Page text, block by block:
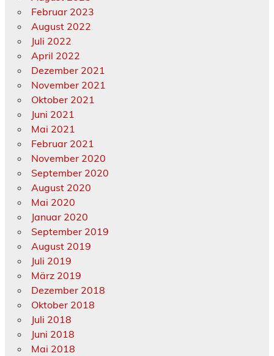
Februar 2023
August 2022
Juli 2022
April 2022
Dezember 2021
November 2021
Oktober 2021
Juni 2021
Mai 2021
Februar 2021
November 2020
September 2020
August 2020
Mai 2020
Januar 2020
September 2019
August 2019
Juli 2019
März 2019
Dezember 2018
Oktober 2018
Juli 2018
Juni 2018
Mai 2018